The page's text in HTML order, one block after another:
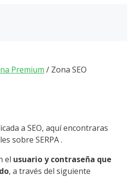
Premium / Zona SEO
a SEO, aquí encontraras
sobre SERPA .
el usuario y contraseña que
, a través del siguiente